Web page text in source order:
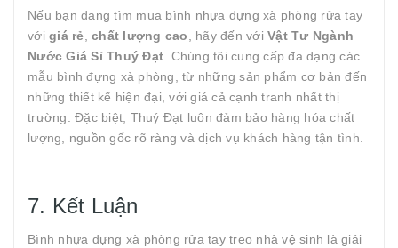
Nếu bạn đang tìm mua bình nhựa đựng xà phòng rửa tay
với giá rẻ, chất lượng cao, hãy đến với Vật Tư Ngành
Nước Giá Sỉ Thuý Đạt. Chúng tôi cung cấp đa dạng các
mẫu bình đựng xà phòng, từ những sản phẩm cơ bản đến
những thiết kế hiện đại, với giá cả cạnh tranh nhất thị
trường. Đặc biệt, Thuý Đạt luôn đảm bảo hàng hóa chất
lượng, nguồn gốc rõ ràng và dịch vụ khách hàng tận tình.
7. Kết Luận
Bình nhựa đựng xà phòng rửa tay treo nhà vệ sinh là giải